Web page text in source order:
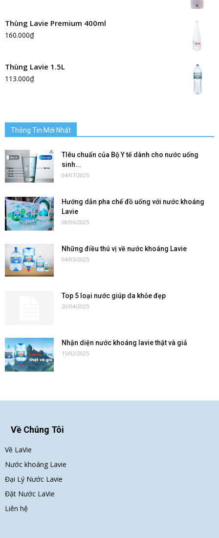
Thùng Lavie Premium 400ml
160.000₫
Thùng Lavie 1.5L
113.000₫
Thông Tin Mới Nhất
TIêu chuẩn của Bộ Y tế dành cho nước uống
sinh...
04/07/2025
Hướng dẫn pha chế đồ uống với nước khoáng
Lavie
08/06/2025
Những điều thú vị về nước khoáng Lavie
04/05/2025
Top 5 loại nước giúp da khỏe đẹp
20/04/2025
Nhận diện nước khoáng lavie thật và giả
15/02/2025
Về Chúng Tôi
Về LaVie
Nước khoáng Lavie
Đại Lý Nước Lavie
Đặt Nước LaVie
Liên hệ